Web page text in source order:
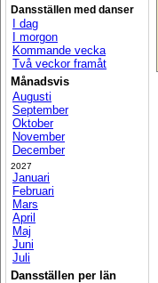
Dansställen med danser
I dag
I morgon
Kommande vecka
Två veckor framåt
Månadsvis
Augusti
September
Oktober
November
December
2027
Januari
Februari
Mars
April
Maj
Juni
Juli
Dansställen per län